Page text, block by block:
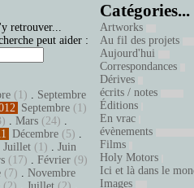
retrouver...
peut aider :
(1) . Septembre
Septembre (1)
. Mars (24) .
Décembre (5) .
Juillet (1) . Juin
(17) . Février (9)
(7) . Novembre
Catégories...
Artworks
Au fil des projets
Aujourd'hui
Correspondances
Dérives
écrits / notes
Éditions
En vrac
évènements
Films
Holy Motors
Ici et là dans le
Images